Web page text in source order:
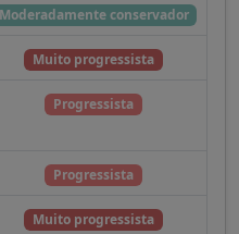
Moderadamente conservador
Muito progressista
Progressista
Progressista
Muito progressista